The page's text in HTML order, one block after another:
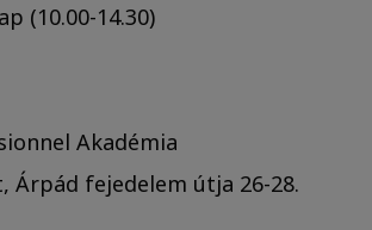
(10.00-14.30)
Akadémia
Árpád fejedelem útja 26-28.